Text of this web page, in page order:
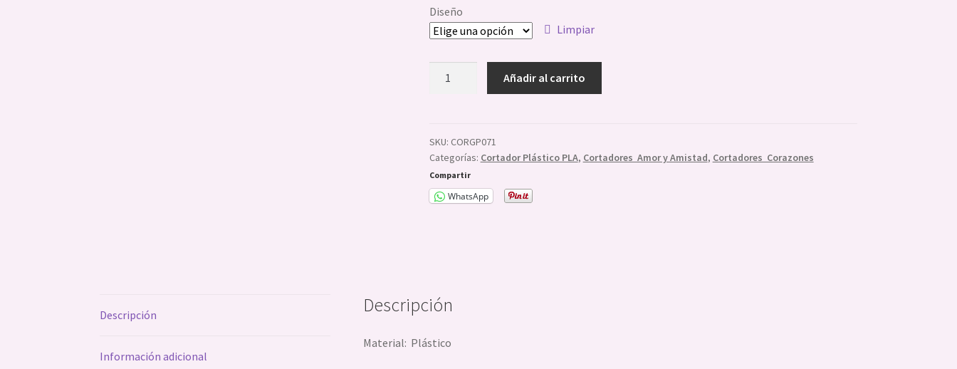
Diseño
Limpiar
Pequeño
cantidad
Añadir al carrito
SKU: CORGP071
Categorías: Cortador Plástico PLA, Cortadores Amor y Amistad, Cortadores Corazones
Compartir
WhatsApp
Descripción
Información adicional
Descripción
Material: Plástico